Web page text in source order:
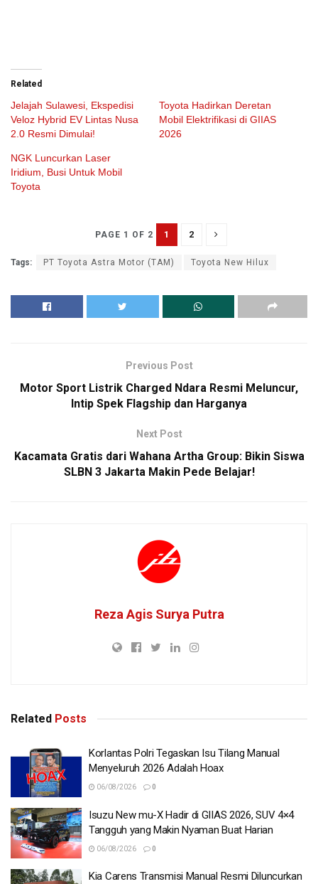
Related
Jelajah Sulawesi, Ekspedisi
Veloz Hybrid EV Lintas Nusa
2.0 Resmi Dimulai!
Toyota Hadirkan Deretan
Mobil Elektrifikasi di GIIAS
2026
NGK Luncurkan Laser
Iridium, Busi Untuk Mobil
Toyota
PAGE 1 OF 2 1 2
Tags: PT Toyota Astra Motor (TAM) Toyota New Hilux
Previous Post
Motor Sport Listrik Charged Ndara Resmi Meluncur,
Intip Spek Flagship dan Harganya
Next Post
Kacamata Gratis dari Wahana Artha Group: Bikin Siswa
SLBN 3 Jakarta Makin Pede Belajar!
Reza Agis Surya Putra
Related Posts
Korlantas Polri Tegaskan Isu Tilang Manual
Menyeluruh 2026 Adalah Hoax
06/08/2026 0
Isuzu New mu-X Hadir di GIIAS 2026, SUV 4×4
Tangguh yang Makin Nyaman Buat Harian
06/08/2026 0
Kia Carens Transmisi Manual Resmi Diluncurkan